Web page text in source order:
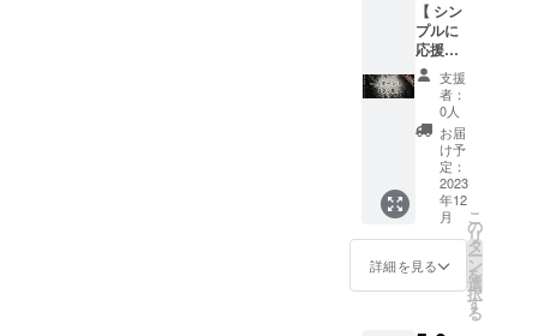
ます。 -
リリー
スパー
ティー
につい
て 開催
予定日:
2023年
4月頃開
催予定
場所:東
京都渋
谷区付
近を予
【 シン
プルに
応援し
てくだ
さる方
ターン
内容 -
・FSC
リリー
スパー
ティー
ご招待
・運営
からお
礼の
支援
者：
0人
お届
け予
定：
2023
年12
月
詳細を見る
こ
の
リ
タ
ー
ン
を
選
択
す
る